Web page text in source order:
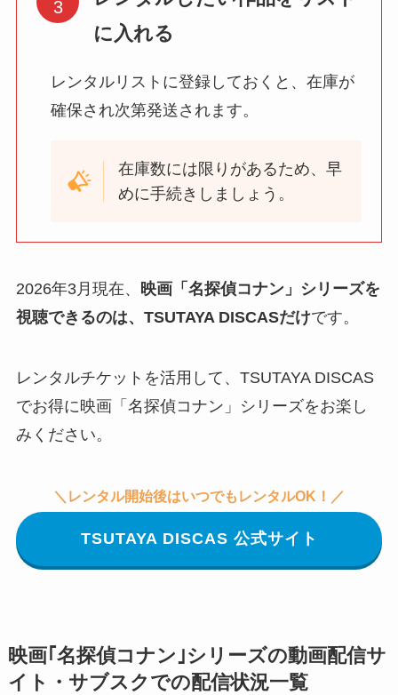
に入れる
レンタルリストに登録しておくと、在庫が
確保され次第発送されます。
在庫数には限りがあるため、早
めに手続きしましょう。
2026年3月現在、
映画「名探偵コナン」シリーズを
視聴できるのは、TSUTAYA DISCASだけです。
レンタルチケットを活用して、TSUTAYA DISCAS
でお得に映画「名探偵コナン」シリーズをお楽し
みください。
＼レンタル開始後はいつでもレンタルOK！／
TSUTAYA DISCAS 公式サイト
映画｢名探偵コナン｣シリーズの動画配信サ
イト・サブスクでの配信状況一覧